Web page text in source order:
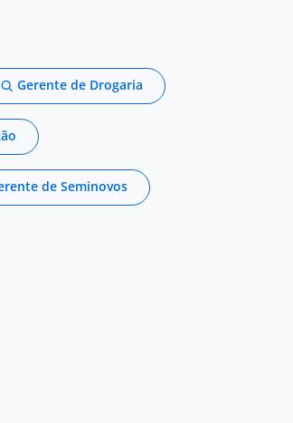
Gerente de Drogaria
de Seminovos